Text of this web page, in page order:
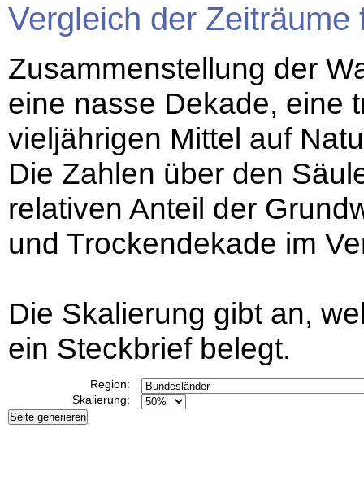
Vergleich der
Zusammenstellung der
eine nasse Dekade, eine
vieljährigen Mittel auf
Die Zahlen über den
relativen Anteil der
und Trockendekade im
Die Skalierung gibt an,
ein Steckbrief belegt.
Region:
Skalierung: